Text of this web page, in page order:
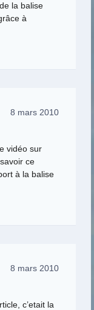
la balise
à
8 mars 2010
vidéo sur
ce
à la balise
8 mars 2010
c’etait la